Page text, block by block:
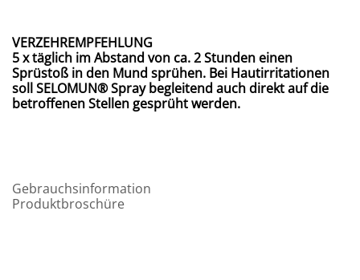
VERZEHREMPFEHLUNG
5 x täglich im Abstand von ca. 2 Stunden einen
Sprüstoß in den Mund sprühen. Bei Hautirritationen
soll SELOMUN® Spray begleitend auch direkt auf die
betroffenen Stellen gesprüht werden.
Gebrauchsinformation
Produktbroschüre